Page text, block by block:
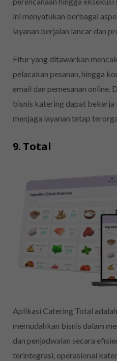
ini menyatukan berbagai
layanan berjalan lancar dan
Fitur yang ditawarkan
pelacakan pesanan, hingga
email dan pemesanan online.
bisnis katering dapat bekerja
menjaga layanan tetap
9. Total
Aplikasi Catering Total
memudahkan bisnis dalam
dan penjadwalan secara
terintegrasi, operasional